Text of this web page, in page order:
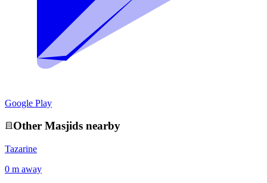
Google Play
Other Masjids nearby
Tazarine
0 m away